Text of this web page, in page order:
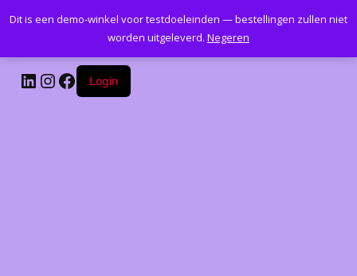
Kantoormeubelenplus.com
LinkedIn
Instagram
Facebook
Login
Dit is een demo-winkel voor testdoeleinden — bestellingen zullen niet
worden uitgeleverd. Negeren